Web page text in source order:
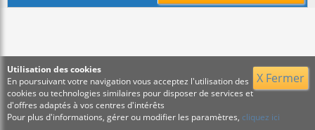
X Fermer
Utilisation des cookies
En poursuivant votre navigation vous acceptez l'utilisation des
cookies ou technologies similaires pour disposer de services et
d'offres adaptés à vos centres d'intérêts
Pour plus d'informations, gérer ou modifier les paramètres, cliquez ici